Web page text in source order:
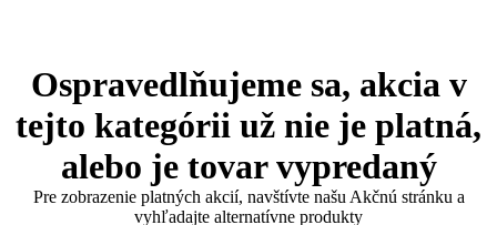
Ospravedlňujeme sa, akcia v
tejto kategórii už nie je platná,
alebo je tovar vypredaný
Pre zobrazenie platných akcií, navštívte našu Akčnú stránku a
vyhľadajte alternatívne produkty